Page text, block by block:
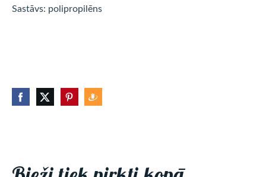
Sastāvs: polipropilēns